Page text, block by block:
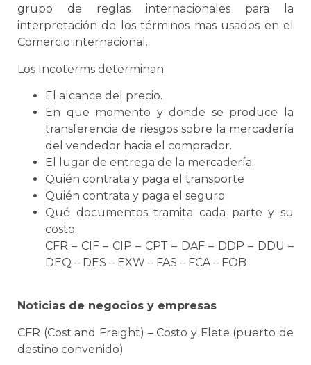
grupo de reglas internacionales para la
interpretación de los términos mas usados en el
Comercio internacional .
Los Incoterms determinan:
El alcance del precio.
En que momento y donde se produce la
transferencia de riesgos sobre la mercadería
del vendedor hacia el comprador.
El lugar de entrega de la mercadería.
Quién contrata y paga el transporte
Quién contrata y paga el seguro
Qué documentos tramita cada parte y su
costo.
CFR – CIF – CIP – CPT – DAF – DDP – DDU –
DEQ – DES – EXW – FAS – FCA – FOB
Noticias de negocios y empresas
CFR (Cost and Freight) – Costo y Flete (puerto de
destino convenido)